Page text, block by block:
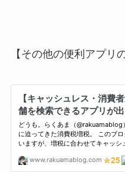
【その他の便利アプリ